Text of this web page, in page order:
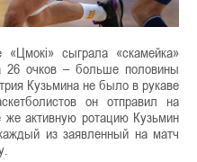
сыграла «скамейка»
26 очков – больше половины
Кузьмина не было в рукаве
он отправил на
активную ротацию Кузьмин
из заявленный на матч